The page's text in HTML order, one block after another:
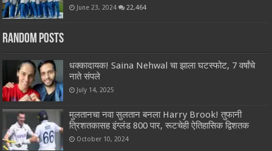
June 23, 2024 22,464
Random Posts
धक्कादायक! Saina Nehwal चा झाला घटस्फोट, 7 वर्षांचे
नाते संपले
July 14, 2025
मुलतानचा नवा सुलतान बनला Harry Brook! तुफानी
त्रिशतकासह इंग्लंड 800 पार, रूटचेही ऐतिहासिक द्विशतक
October 10, 2024